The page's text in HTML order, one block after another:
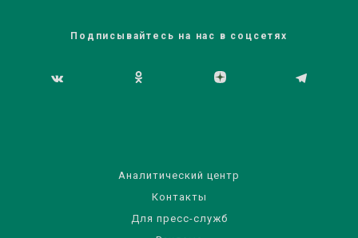
Подписывайтесь на нас в соцсетях
Аналитический центр
Контакты
Для пресс-служб